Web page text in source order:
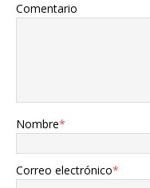
Comentario
Nombre*
Correo electrónico*